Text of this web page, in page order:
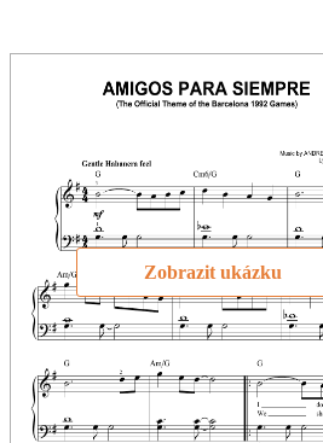
Zobrazit ukázku